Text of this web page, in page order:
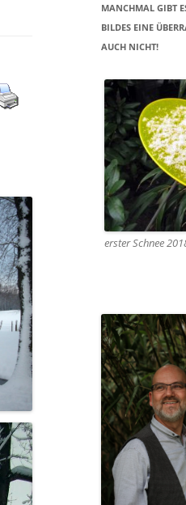
MANCHMAL GIBT
BILDES EINE
AUCH NICHT!
erster Schnee